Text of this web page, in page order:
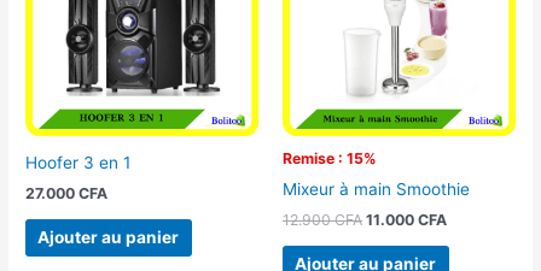
Hoofer 3 en 1
27.000CFA
Ajouter au panier
Remise : 15%
Mixeur à main Smoothie
12.900CFA 11.000 CFA
Ajouter au panier